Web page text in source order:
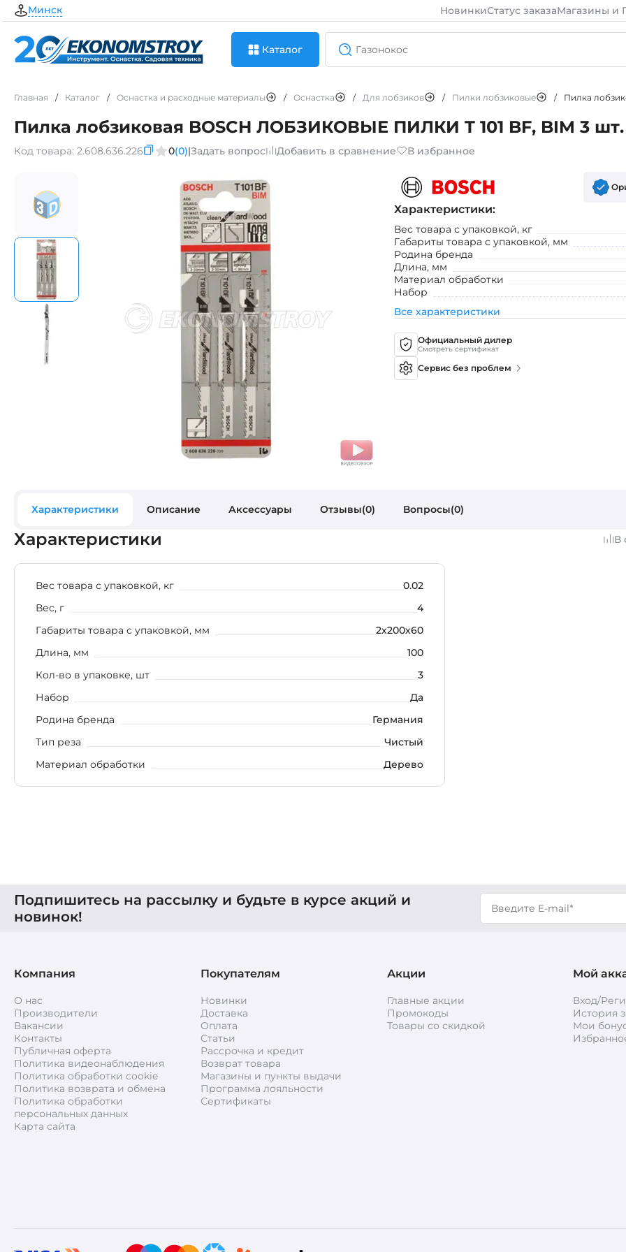
Минск НовинкиСтатус заказаМагазины и
Каталог
Главная / Каталог / Оснастка и расходные материалы / Оснастка / Для лобзиков / Пилки лобзиковые / Пилка
Пилка лобзиковая BOSCH ЛОБЗИКОВЫЕ ПИЛКИ T 101 BF, BIM 3 шт.
Код товара: 2.608.636.226 0(0)|Задать вопрос Добавить в сравнение В избранное
Характеристики:
Вес товара с упаковкой, кг
Габариты товара с упаковкой, мм
Родина бренда
Длина, мм
Материал обработки
Набор
Все характеристики
Официальный дилер
Смотреть сертификат
Сервис без проблем
Характеристики Описание Аксессуары Отзывы(0) Вопросы(0)
Характеристики В
Вес товара с упаковкой, кг
0.02
Вес, г
4
Габариты товара с упаковкой, мм
2х200х60
Длина, мм
100
Кол-во в упаковке, шт
3
Набор
Да
Родина бренда
Германия
Тип реза
Чистый
Материал обработки
Дерево
Подпишитесь на рассылку и будьте в курсе акций и
новинок!
Компания
О нас
Производители
Вакансии
Контакты
Публичная оферта
Политика видеонаблюдения
Политика обработки cookie
Политика возврата и обмена
Политика обработки
персональных данных
Карта сайта
Покупателям
Новинки
Доставка
Оплата
Статьи
Рассрочка и кредит
Возврат товара
Магазины и пункты выдачи
Программа лояльности
Сертификаты
Акции
Главные акции
Промокоды
Товары со скидкой
Мой
Вход/
История
Мои